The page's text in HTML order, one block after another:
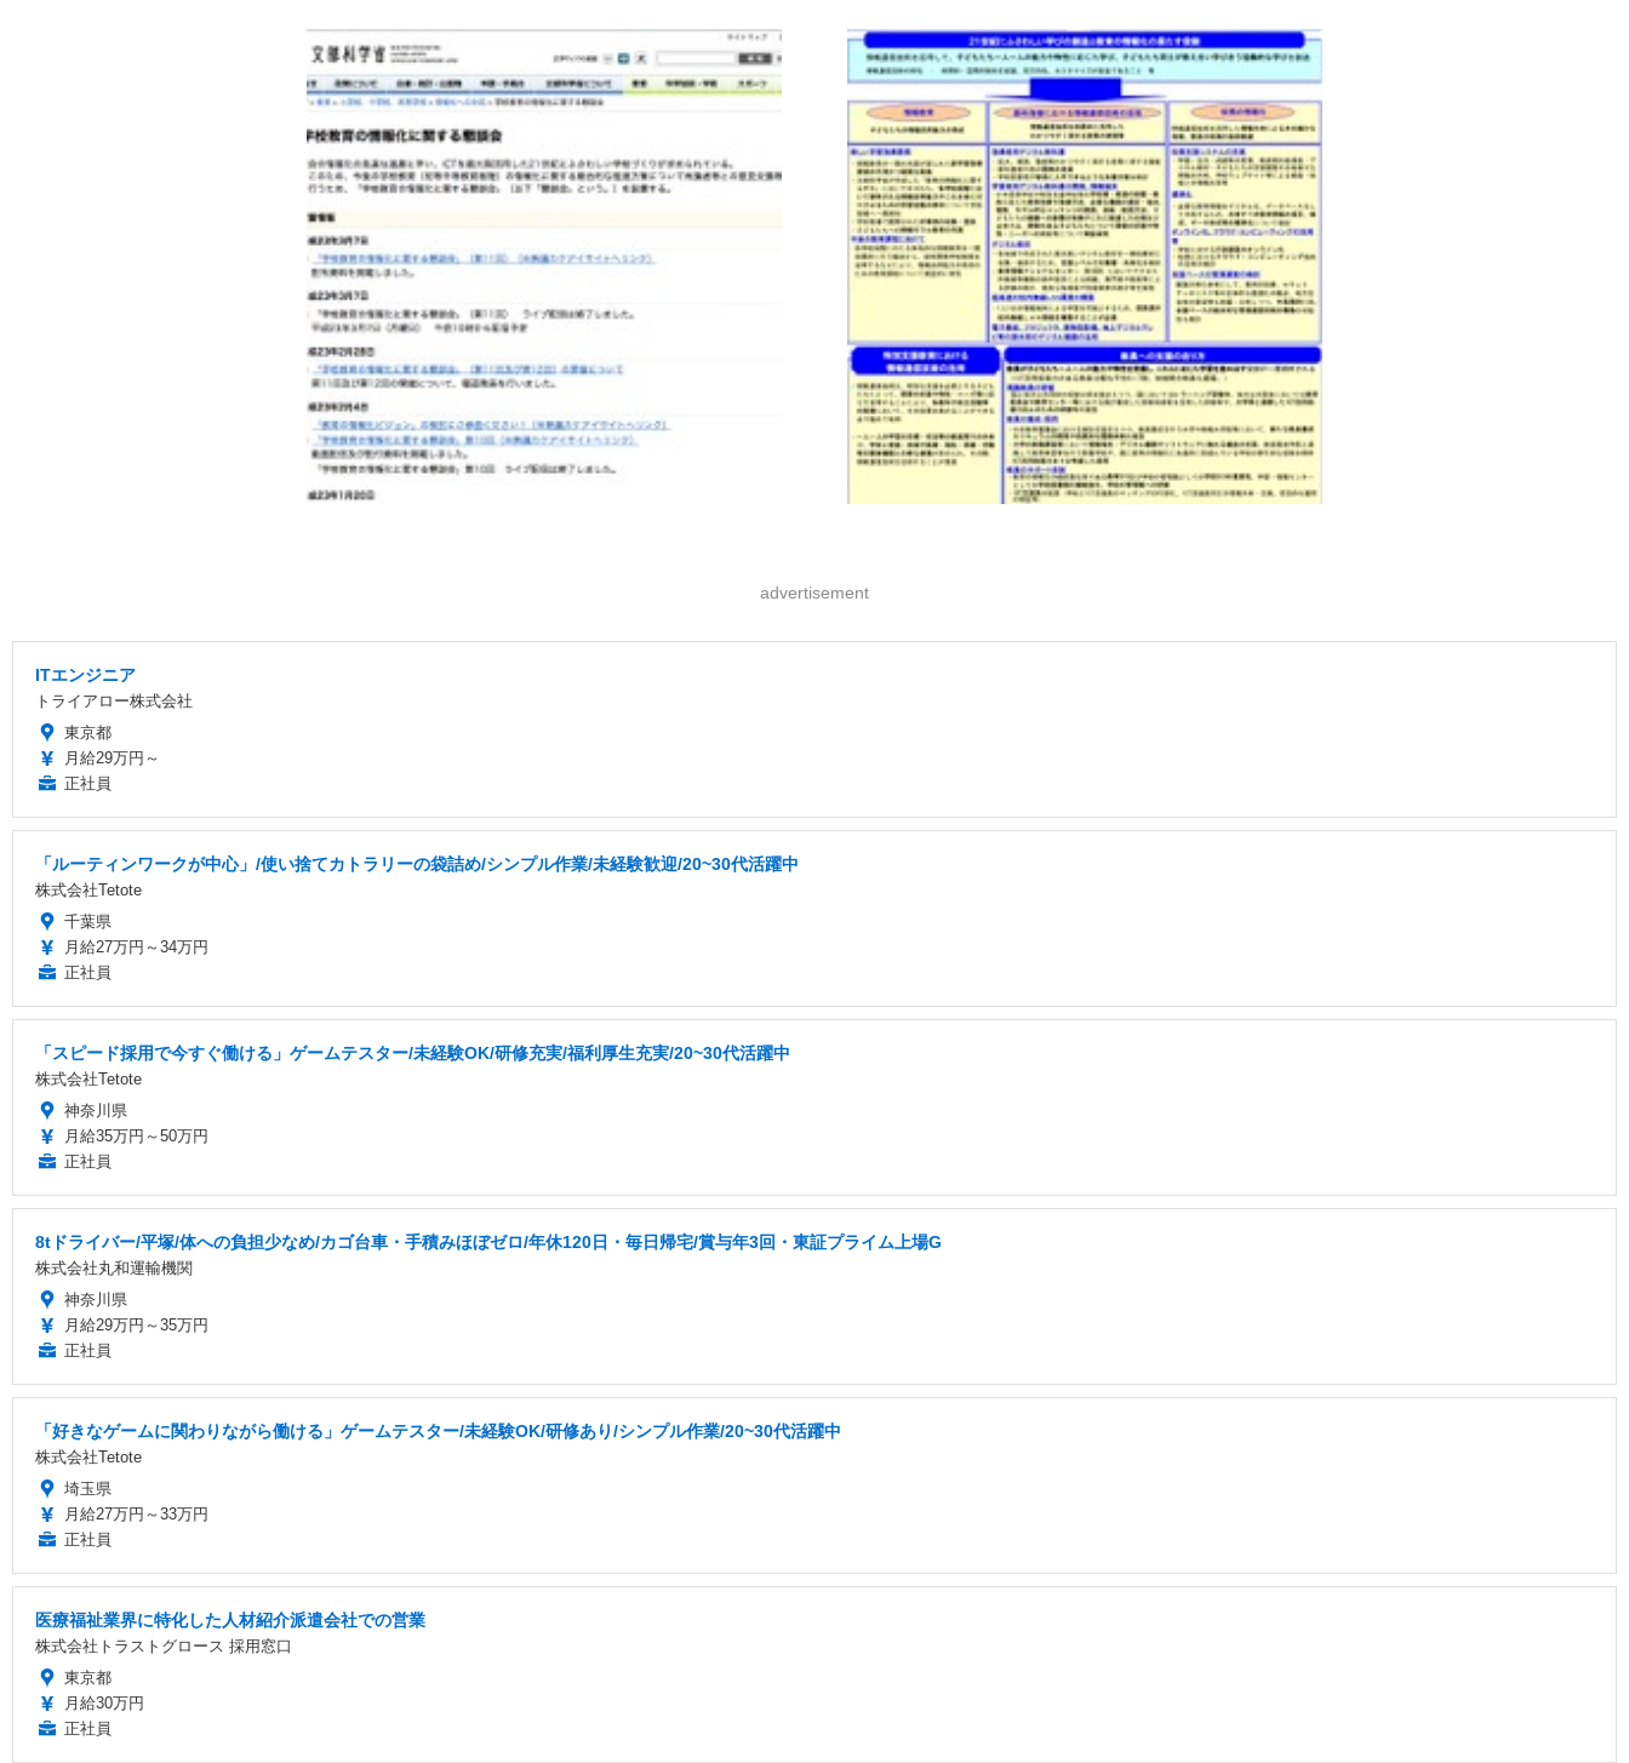
advertisement
ITエンジニア
トライアロー株式会社
東京都
月給29万円～
正社員
「ルーティンワークが中心」/使い捨てカトラリーの袋詰め/シンプル作業/未経験歓迎/20~30代活躍中
株式会社Tetote
千葉県
月給27万円～34万円
正社員
「スピード採用で今すぐ働ける」ゲームテスター/未経験OK/研修充実/福利厚生充実/20~30代活躍中
株式会社Tetote
神奈川県
月給35万円～50万円
正社員
8tドライバー/平塚/体への負担少なめ/カゴ台車・手積みほぼゼロ/年休120日・毎日帰宅/賞与年3回・東証プライム上場G
株式会社丸和運輸機関
神奈川県
月給29万円～35万円
正社員
「好きなゲームに関わりながら働ける」ゲームテスター/未経験OK/研修あり/シンプル作業/20~30代活躍中
株式会社Tetote
埼玉県
月給27万円～33万円
正社員
医療福祉業界に特化した人材紹介派遣会社での営業
株式会社トラストグロース 採用窓口
東京都
月給30万円
正社員